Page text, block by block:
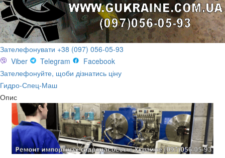
Зателефонувати +38 (097) 056-05-93
Viber
Telegram
Facebook
Зателефонуйте, щоби дізнатись ціну
Гидро-Спец-Маш
Опис